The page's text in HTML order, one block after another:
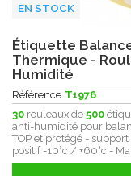
EN STOCK
Étiquette
Thermique -
Humidité
Référence T1976
30 rouleaux de 500
anti-humidité pour
TOP et protégé -
positif -10°c / +60°c -